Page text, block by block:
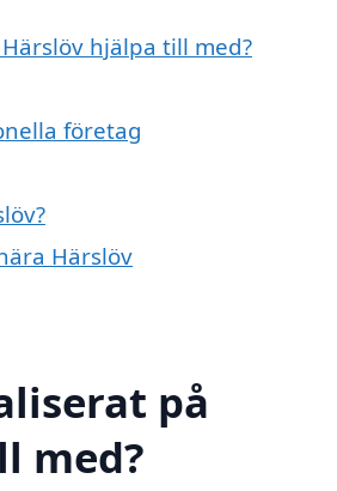
hjälpa till med?
företag
Härslöv
på
med?